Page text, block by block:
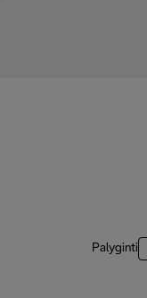
Palyginti